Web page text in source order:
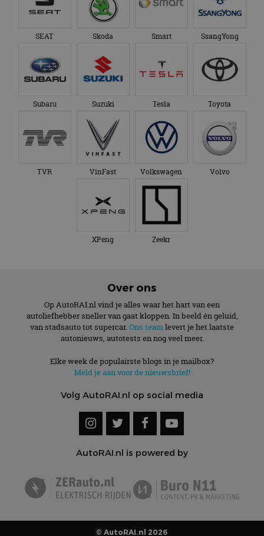
SEAT Skoda Smart SsangYong
Subaru Suzuki Tesla Toyota
TVR VinFast Volkswagen Volvo
XPeng Zeekr
Over ons
Op AutoRAI.nl vind je alles waar het hart van een
autoliefhebber sneller van gaat kloppen. In beeld én geluid,
van stadsauto tot supercar. Ons teamlevert je het laatste
autonieuws, autotests en nog veel meer.
Elke week de populairste blogs in je mailbox?
Meld je aan voor de nieuwsbrief!
Volg AutoRAI.nl op social media
AutoRAI.nl is powered by
© AutoRAI.nl 2026